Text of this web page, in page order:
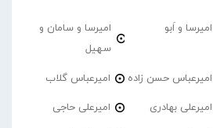
امیرسا و اَبو
امیرسا و سامان و
سهیل
امیرعباس حسن زاده امیرعباس گلاب
امیرعلی بهادری امیرعلی حاجی